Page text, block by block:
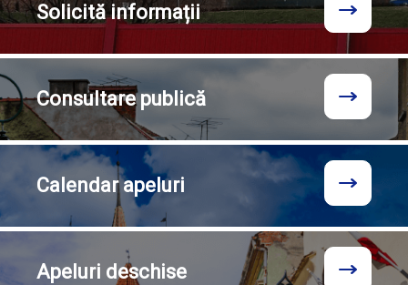
Solicităinformații
Consultarepublică
Calendarapeluri
Apeluri deschise